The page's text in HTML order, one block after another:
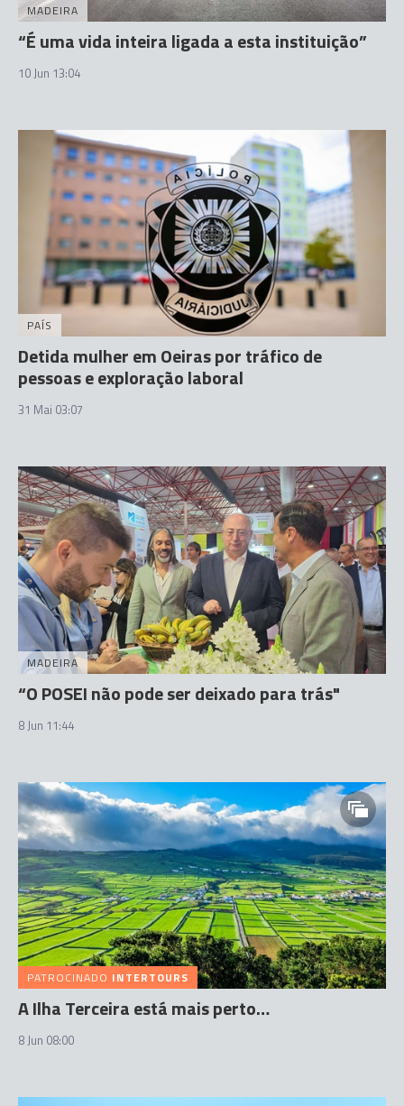
MADEIRA
“É uma vida inteira ligada a esta instituição”
10 Jun 13:04
PAÍS
Detida mulher em Oeiras por tráfico de
pessoas e exploração laboral
31 Mai 03:07
MADEIRA
“O POSEI não pode ser deixado para trás"
8 Jun 11:44
PATROCINADO INTERTOURS
A Ilha Terceira está mais perto…
8 Jun 08:00